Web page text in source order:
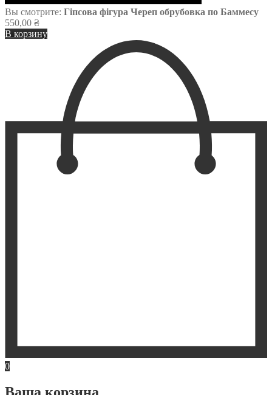
Вы смотрите: Гіпсова фігура Череп обрубовка по Баммесу
550,00 ₴
В корзину
0